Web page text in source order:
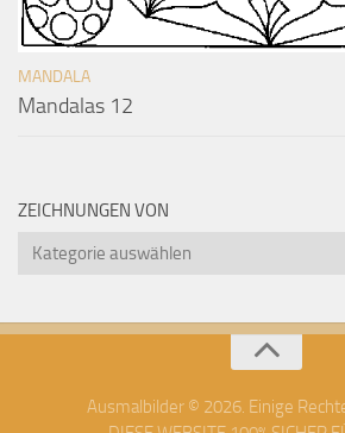
MANDALA
Mandalas 12
ZEICHNUNGEN VON
Zeichnungen
Ausmalbilder © 2026. Einige